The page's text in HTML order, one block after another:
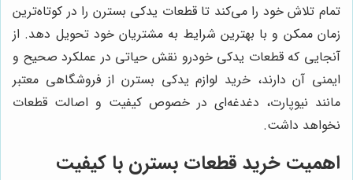
تمام تلاش خود را می‌کند تا قطعات یدکی بسترن را در کوتاه‌ترین
زمان ممکن و با بهترین شرایط به مشتریان خود تحویل دهد. از
آنجایی که قطعات یدکی خودرو نقش حیاتی در عملکرد صحیح و
ایمنی آن دارند، خرید لوازم یدکی بسترن از فروشگاهی معتبر
مانند نیوپارت، دغدغه‌ای در خصوص کیفیت و اصالت قطعات
نخواهد داشت.
اهمیت خرید قطعات بسترن با کیفیت